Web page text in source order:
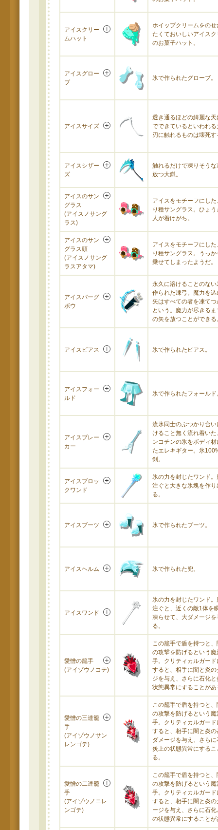
アイスクリー
ムハット
ホイップクリームをのせ
たくておいしいアイスク
のお菓子ハット。
アイスグロー
ブ
氷で作られたグローブ。
アイスサイズ
透き通るほどの綺麗な天
でできているといわれる
刃に触れるものは壊死す
アイスシザー
ズ
触れるだけで凍りそうな
放つ大鎌。
アイスのサン
グラス
(アイスノサング
ラス)
アイスをモチーフにした
り種サングラス。ひょ
人が着けがち。
アイスのサン
グラス頭
(アイスノサング
ラスアタマ)
アイスをモチーフにした
り種サングラス。うっ
乗せてしまったようだ。
アイスバーグ
ボウ
永久に溶けることのない
作られた凍弓。魔力を込
矢はすべての者を凍てつ
という。魔力が尽きる
の矢を放つことができる
アイスピアス 氷で作られたピアス。
アイスフォー
ルド
氷で作られたフォールド
アイスブレー
カー
流氷同士のぶつかり合い
けること無く流れ着いた
ンコチンの氷をボディ材
たエレキギター。氷
剣。
アイスブロッ
クワンド
氷の力を封じたワンド。
注ぐと大きな氷塊を作り
る。
アイスブーツ 氷で作られたブーツ。
アイスヘルム 氷で作られた兜。
アイスワンド
氷の力を封じたワンド。
注ぐと、近くの敵1体を
凍らせて、大ダメージを
る。
愛憎の籠手
(アイゾウノコテ)
この籠手で盾を持つと、
の攻撃を防げるという魔
手。クリティカルガード
すると、相手に闇と炎の
ジを与え、さらに石化と
状態異常にすることがあ
愛憎の三連籠
手
(アイゾウノサン
レンゴテ)
この籠手で盾を持つと、
の攻撃を防げるという魔
手。クリティカルガード
すると、相手に闇と炎の
ダメージを与え、さらに
炎上の状態異常にするこ
る。
愛憎の二連籠
手
(アイゾウノニレ
ンゴテ)
この籠手で盾を持つと、
の攻撃を防げるという魔
手。クリティカルガード
すると、相手に闇と炎の
ージを与え、さらに石化
の状態異常にすることが